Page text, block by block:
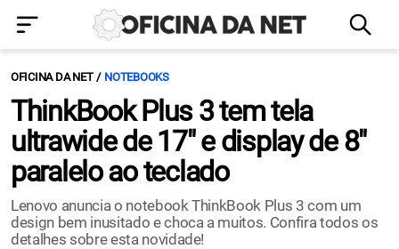
OFICINA DA NET NOTEBOOKS
ThinkBook Plus 3 tem tela
ultrawide de 17" e display de 8"
paralelo ao teclado
Lenovo anuncia o notebook ThinkBook Plus 3 com um
design bem inusitado e choca a muitos. Confira todos os
detalhes sobre esta novidade!